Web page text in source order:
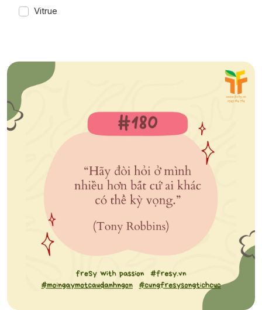
Vitrue